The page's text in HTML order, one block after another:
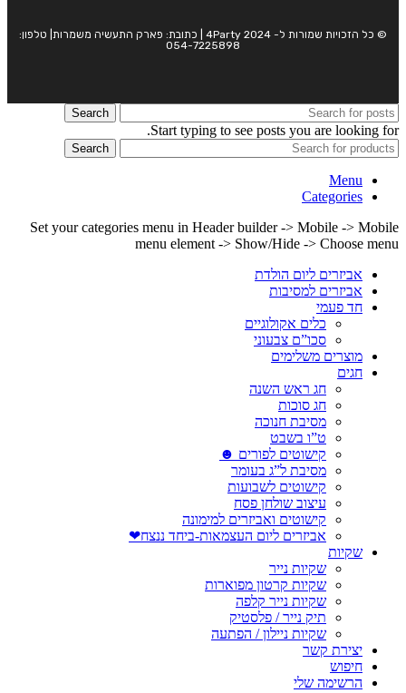
© כל הזכויות שמורות ל- 4Party 2024 | כתובת: פארק התעשיה משמרות| טלפון:
054-7225898
Search
Start typing to see posts you are looking for.
Search
Menu
Categories
Set your categories menu in Header builder -> Mobile -> Mobile
menu element -> Show/Hide -> Choose menu
אביזרים ליום הולדת
אביזרים למסיבות
חד פעמי
כלים אקולוגיים
סכו”ם צבעוני
מוצרים משלימים
חגים
חג ראש השנה
חג סוכות
מסיבת חנוכה
ט”ו בשבט
קישוטים לפורים ☻
מסיבת ל”ג בעומר
קישוטים לשבועות
עיצוב שולחן פסח
קישוטים ואביזרים למימונה
אביזרים ליום העצמאות-ביחד ננצח❤
שקיות
שקיות נייר
שקיות קרטון מפוארות
שקיות נייר קלפה
תיק נייר / פלסטיק
שקיות ניילון / הפתעה
יצירת קשר
חיפוש
הרשימה שלי